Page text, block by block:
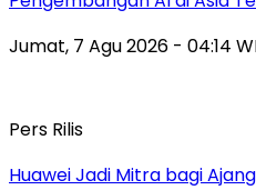
Jumat, 7 Agu 2026 - 04:14
Pers Rilis
Huawei Jadi Mitra bagi